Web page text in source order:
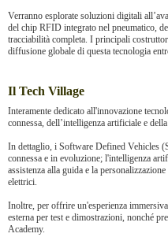
Verranno esplorate soluzioni digitali
del chip RFID integrato nel pneumatico,
tracciabilità completa. I principali
diffusione globale di questa tecnologia
Il Tech Village
Interamente dedicato all'innovazione
connessa, dell’intelligenza artificiale e
In dettaglio, i Software Defined Vehicles
connessa e in evoluzione; l'intelligenza
assistenza alla guida e la
elettrici.
Inoltre, per offrire un'esperienza
esterna per test e dimostrazioni, nonché
Academy.